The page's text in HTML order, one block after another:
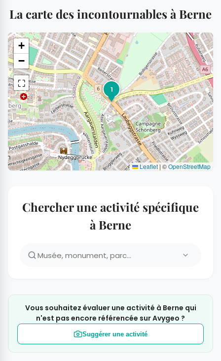
La carte des incontournables à Berne
1
+
−
⛶
Leaflet|©OpenStreetMap
Chercher une activité spécifique
à Berne
Vous souhaitez évaluer une activité à Berne qui
n'est pas encore référencée sur Avygeo ?
Suggérer une activité